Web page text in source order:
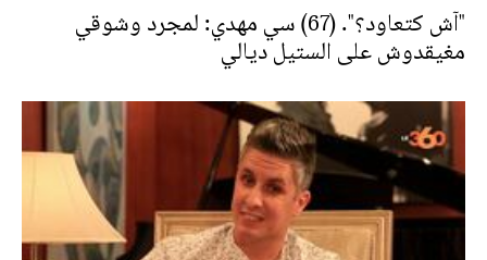
"آش كتعاود؟". (67) سي مهدي: لمجرد وشوقي
مغيقدوش على الستيل ديالي